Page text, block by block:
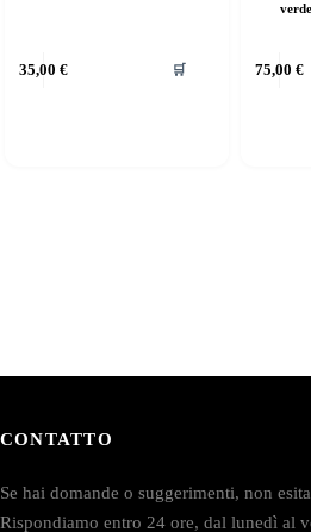
35,00 € 🛒 75,00 €
CONTATTO
Se hai domande o suggerimenti, non
Rispondiamo entro 24 ore, dal lunedì al